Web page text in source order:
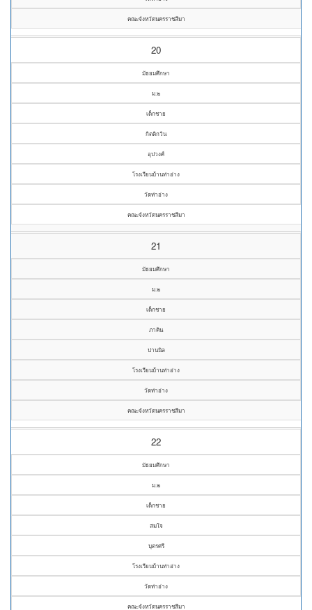
คณะจังหวัดนครราชสีมา
20
มัธยมศึกษา
ม.๒
เด็กชาย
กิตติกวิน
อุปวงศ์
โรงเรียนบ้านท่าอ่าง
วัดท่าอ่าง
คณะจังหวัดนครราชสีมา
21
มัธยมศึกษา
ม.๒
เด็กชาย
ภาคิน
ปานนิล
โรงเรียนบ้านท่าอ่าง
วัดท่าอ่าง
คณะจังหวัดนครราชสีมา
22
มัธยมศึกษา
ม.๒
เด็กชาย
สมใจ
บุตรศรี
โรงเรียนบ้านท่าอ่าง
วัดท่าอ่าง
คณะจังหวัดนครราชสีมา